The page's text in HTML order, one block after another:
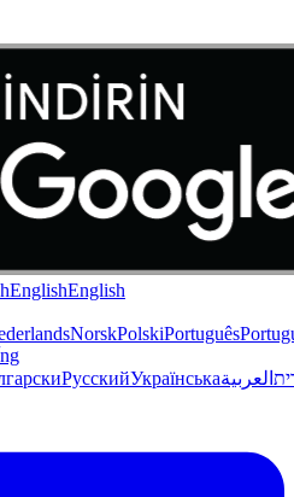
EnglishEnglish
NorskPolskiPortuguês
РусскийУкраїнськаالعربية